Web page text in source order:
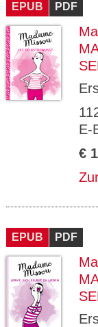
EPUB PDF
E-
€
EPUB PDF